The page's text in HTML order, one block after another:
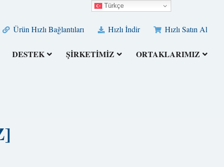
Ürün Hızlı Bağlantıları Hızlı İndir Hızlı Satın Al
DESTEK ŞİRKETİMİZ ORTAKLARIMIZ
Türkçe